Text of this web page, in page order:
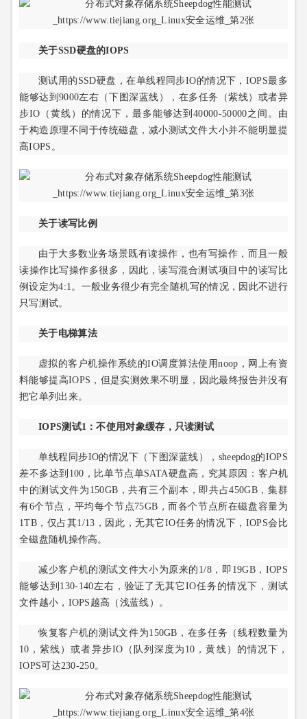
关于SSD硬盘的IOPS
测试用的SSD硬盘，在单线程同步IO的情况下，IOPS最多
能够达到9000左右（下图深蓝线），在多任务（紫线）或者异
步IO（黄线）的情况下，最多能够达到40000-50000之间。由
于构造原理不同于传统磁盘，减小测试文件大小并不能明显提
高IOPS。
关于读写比例
由于大多数业务场景既有读操作，也有写操作，而且一般
读操作比写操作多很多，因此，读写混合测试项目中的读写比
例设定为4:1。一般业务很少有完全随机写的情况，因此不进行
只写测试。
关于电梯算法
虚拟的客户机操作系统的IO调度算法使用noop，网上有资
料能够提高IOPS，但是实测效果不明显，因此最终报告并没有
把它单列出来。
IOPS测试1：不使用对象缓存，只读测试
单线程同步IO的情况下（下图深蓝线），sheepdog的IOPS
差不多达到100，比单节点单SATA硬盘高，究其原因：客户机
中的测试文件为150GB，共有三个副本，即共占450GB，集群
有6个节点，平均每个节点75GB，而各个节点所在磁盘容量为
1TB，仅占其1/13，因此，无其它IO任务的情况下，IOPS会比
全磁盘随机操作高。
减少客户机的测试文件大小为原来的1/8，即19GB，IOPS
能够达到130-140左右，验证了无其它IO任务的情况下，测试
文件越小，IOPS越高（浅蓝线）。
恢复客户机的测试文件为150GB，在多任务（线程数量为
10，紫线）或者异步IO（队列深度为10，黄线）的情况下，
IOPS可达230-250。